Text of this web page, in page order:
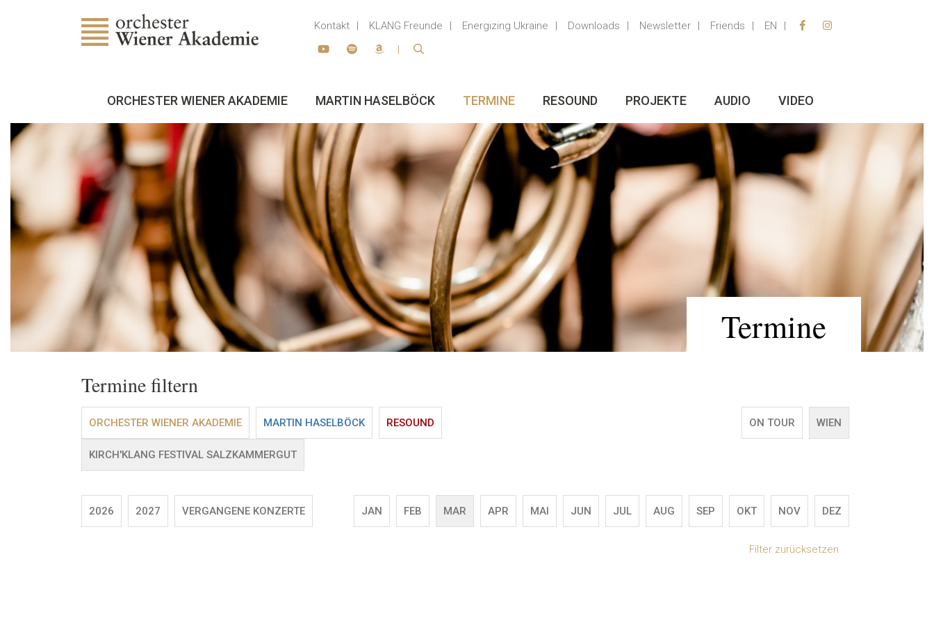
Kontakt KLANG Freunde Energizing Ukraine Downloads Newsletter Friends EN
ORCHESTER WIENER AKADEMIE MARTIN HASELBÖCK TERMINE RESOUND PROJEKTE AUDIO VIDEO
Termine
Termine filtern
ORCHESTER WIENER AKADEMIE MARTIN HASELBÖCK RESOUND
KIRCH'KLANG FESTIVAL SALZKAMMERGUT
ON TOUR WIEN
2026 2027 VERGANGENE KONZERTE JAN FEB MAR APR MAI JUN JUL AUG SEP OKT NOV DEZ
Filter zurücksetzen